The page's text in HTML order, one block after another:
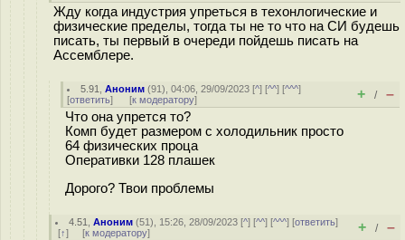
Жду когда индустрия упреться в техонлогические и
физические пределы, тогда ты не то что на СИ будешь
писать, ты первый в очереди пойдешь писать на
Ассемблере.
5.91 ,Аноним (91), 04:06, 29/09/2023 [^] [^^] [^^^]
[ответить] [к модератору] + / –
Что она упрется то?
Комп будет размером с холодильник просто
64 физических проца
Оперативки 128 плашек
Дорого? Твои проблемы
4.51 ,Аноним (51), 15:26, 28/09/2023 [^] [^^] [^^^] [ответить]
[↑] [к модератору] + / –